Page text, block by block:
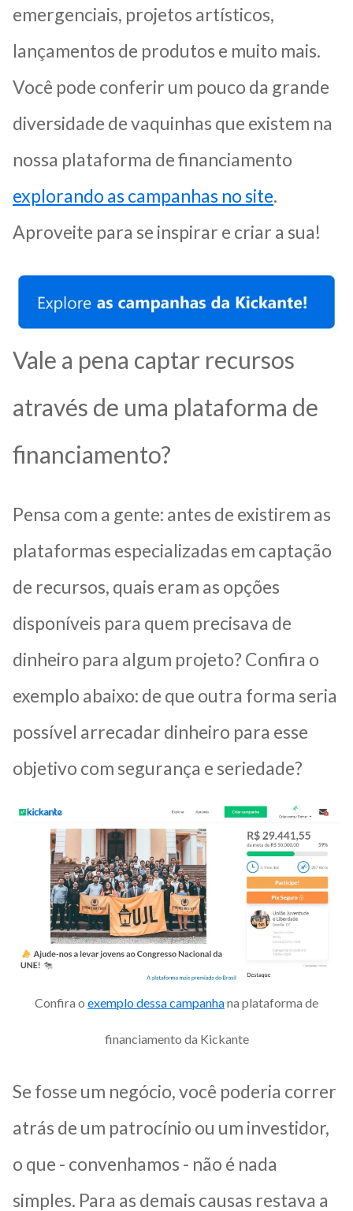
emergenciais, projetos artísticos,
lançamentos de produtos e muito mais.
Você pode conferir um pouco da grande
diversidade de vaquinhas que existem na
nossa plataforma de financiamento
explorando as campanhas no site.
Aproveite para se inspirar e criar a sua!
Vale a pena captar recursos
através de uma plataforma de
financiamento?
Pensa com a gente: antes de existirem as
plataformas especializadas em captação
de recursos, quais eram as opções
disponíveis para quem precisava de
dinheiro para algum projeto? Confira o
exemplo abaixo: de que outra forma seria
possível arrecadar dinheiro para esse
objetivo com segurança e seriedade?
Confira o exemplo dessa campanhana plataforma de
financiamento da Kickante
Se fosse um negócio, você poderia correr
atrás de um patrocínio ou um investidor,
o que - convenhamos - não é nada
simples. Para as demais causas restava a